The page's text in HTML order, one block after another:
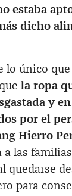
estaba
dicho
lo único
la ropa
y
por el
Hierro
a las
quedarse
para